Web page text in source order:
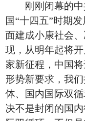
刚刚闭幕的
国“十四五”时期
面建成小康社会
现，从明年起将
家新征程，中国
形势新要求，我
体、国内国际双
决不是封闭的国